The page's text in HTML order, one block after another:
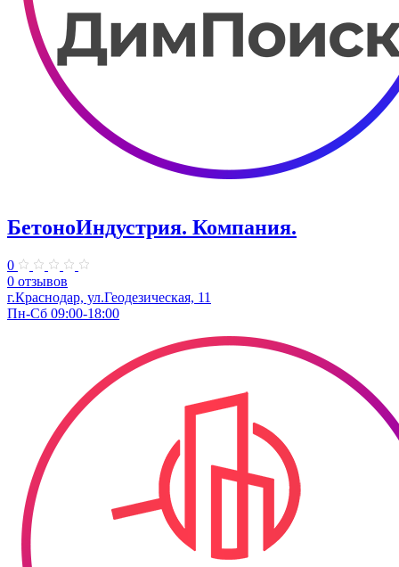
БетоноИндустрия. Компания.
0
0 отзывов
г.Краснодар, ул.Геодезическая, 11
Пн-Сб 09:00-18:00